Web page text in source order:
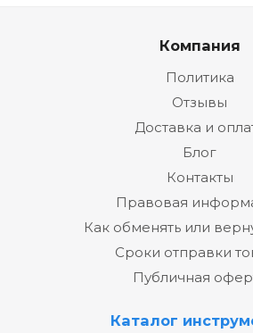
Компания
Политика
Отзывы
Доставка и
Блог
Контакты
Правовая
Как обменять или
Сроки отправки
Публичная
Каталог